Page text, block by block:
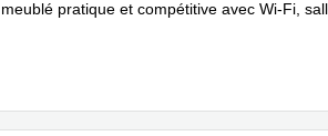
meublé pratique et compétitive avec Wi-Fi,